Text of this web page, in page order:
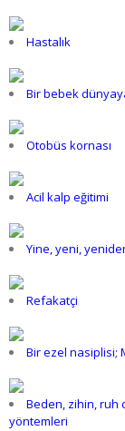
Hastalık
Bir bebek
Otobüs kornası
Acil kalp eğitimi
Yine, yeni,
Refakatçi
Bir ezel nasiplisi;
Beden, zihin, ruh
yöntemleri